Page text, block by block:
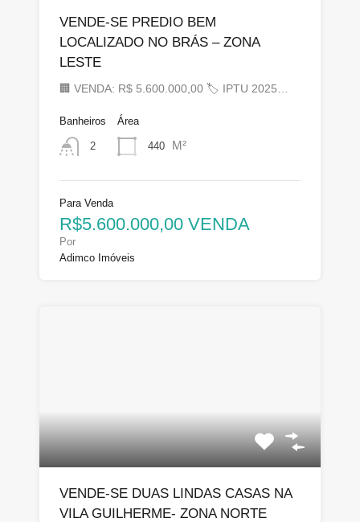
VENDE-SE PREDIO BEM
LOCALIZADO NO BRÁS – ZONA
LESTE
🏢 VENDA: R$ 5.600.000,00 🏷 IPTU 2025…
Banheiros
2
Área
440 M²
Para Venda
R$5.600.000,00 VENDA
Por
Adimco Imóveis
VENDE-SE DUAS LINDAS CASAS NA
VILA GUILHERME- ZONA NORTE